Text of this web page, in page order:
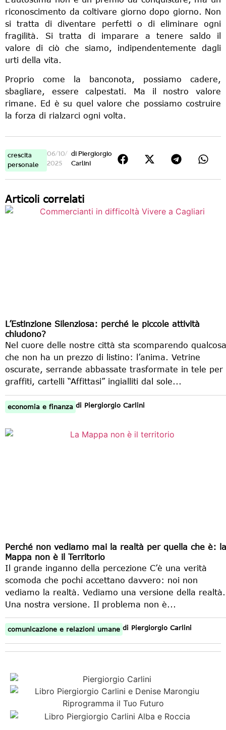
riconoscimento da coltivare giorno dopo giorno. Non
si tratta di diventare perfetti o di eliminare ogni
fragilità. Si tratta di imparare a tenere saldo il
valore di ciò che siamo, indipendentemente dagli
urti della vita.
Proprio come la banconota, possiamo cadere,
sbagliare, essere calpestati. Ma il nostro valore
rimane. Ed è su quel valore che possiamo costruire
la forza di rialzarci ogni volta.
crescita
personale
06/10/
2025
di Piergiorgio
Carlini
Articoli correlati
L’Estinzione Silenziosa: perché le piccole attività
chiudono?
Nel cuore delle nostre città sta scomparendo qualcosa
che non ha un prezzo di listino: l’anima. Vetrine
oscurate, serrande abbassate trasformate in tele per
graffiti, cartelli “Affittasi” ingialliti dal sole...
economia e finanza di Piergiorgio Carlini
Perché non vediamo mai la realtà per quella che è: la
Mappa non è il Territorio
Il grande inganno della percezione C’è una verità
scomoda che pochi accettano davvero: noi non
vediamo la realtà. Vediamo una versione della realtà.
Una nostra versione. Il problema non è...
comunicazione e relazioni umane di Piergiorgio Carlini